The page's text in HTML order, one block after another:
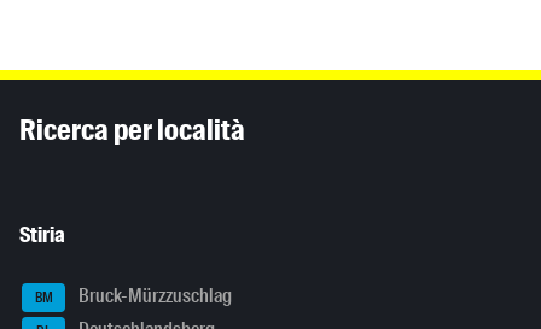
Ricerca per località
Stiria
BM Bruck-Mürzzuschlag